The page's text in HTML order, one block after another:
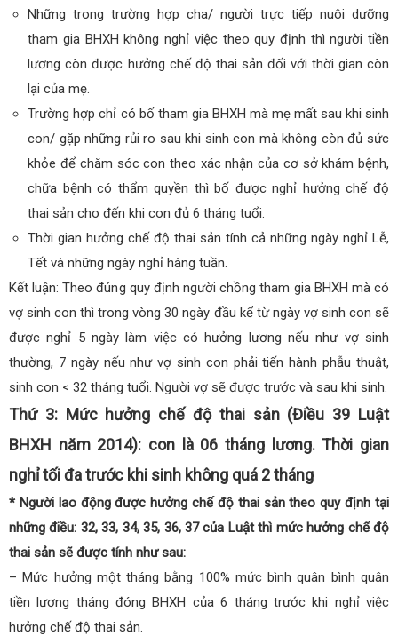
Những trong trường hợp cha/ người trực tiếp nuôi dưỡng
tham gia BHXH không nghỉ việc theo quy định thì người tiền
lương còn được hưởng chế độ thai sản đối với thời gian còn
lại của mẹ.
Trường hợp chỉ có bố tham gia BHXH mà mẹ mất sau khi sinh
con/ gặp những rủi ro sau khi sinh con mà không còn đủ sức
khỏe để chăm sóc con theo xác nhận của cơ sở khám bệnh,
chữa bệnh có thẩm quyền thì bố được nghỉ hưởng chế độ
thai sản cho đến khi con đủ 6 tháng tuổi.
Thời gian hưởng chế độ thai sản tính cả những ngày nghỉ Lễ,
Tết và những ngày nghỉ hàng tuần.
Kết luận: Theo đúng quy định người chồng tham gia BHXH mà có
vợ sinh con thì trong vòng 30 ngày đầu kể từ ngày vợ sinh con sẽ
được nghỉ 5 ngày làm việc có hưởng lương nếu như vợ sinh
thường, 7 ngày nếu như vợ sinh con phải tiến hành phẫu thuật,
sinh con < 32 tháng tuổi. Người vợ sẽ được trước và sau khi sinh.
Thứ 3: Mức hưởng chế độ thai sản (Điều 39 Luật
BHXH năm 2014): con là 06 tháng lương. Thời gian
nghỉ tối đa trước khi sinh không quá 2 tháng
* Người lao động được hưởng chế độ thai sản theo quy định tại
những điều: 32, 33, 34, 35, 36, 37 của Luật thì mức hưởng chế độ
thai sản sẽ được tính như sau:
– Mức hưởng một tháng bằng 100% mức bình quân bình quân
tiền lương tháng đóng BHXH của 6 tháng trước khi nghỉ việc
hưởng chế độ thai sản.